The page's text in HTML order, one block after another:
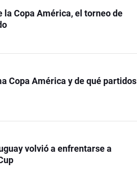
Copa América, el torneo de
Copa América y de qué partidos
volvió a enfrentarse a